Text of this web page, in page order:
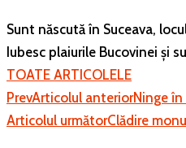
Sunt născută în Suceava,
Iubesc plaiurile Bucovinei și
TOATE ARTICOLELE
PrevArticolul anteriorNinge în
Articolul următorClădire